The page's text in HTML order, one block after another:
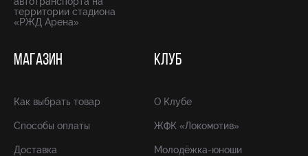
территории стадиона
«РЖД Арена»
МАГАЗИН
Как выбрать товар
Способы оплаты
Доставка
КЛУБ
О Клубе
ЖФК «Локомотив»
Молодёжка-юноши